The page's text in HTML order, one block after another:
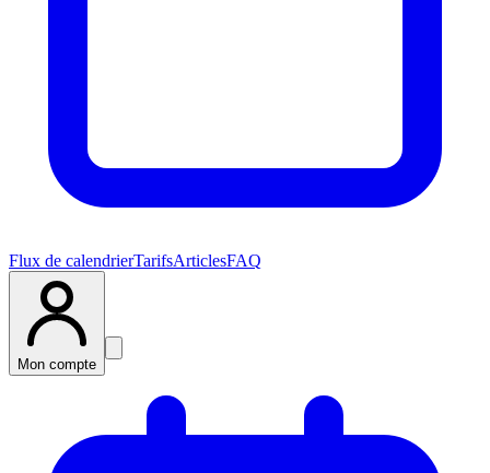
Flux de calendrierTarifsArticlesFAQ
Mon compte